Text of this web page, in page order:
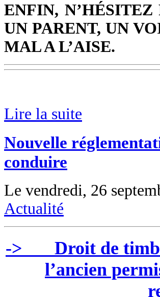
ENFIN,
UN PARENT, UN
MAL A L’AISE.
Lire la suite
Nouvelle
conduire
Le vendredi, 26
Actualité
-> Droit de timbre
l’ancien